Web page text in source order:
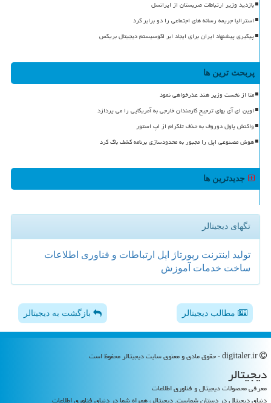
بازدید وزیر ارتباطات صربستان از ایرانسل
استرالیا جریمه رسانه های اجتماعی را دو برابر کرد
پیگیری پیشنهاد ایران برای ایجاد ابر اکوسیستم دیجیتال بریکس
پربحث ترین ها
متا از نخست وزیر هند عذرخواهی نمود
اوپن ای آی بهای ترجیح کارمندان خارجی به آمریکایی را می پردازد
واکنش پاول دوروف به حذف تلگرام از اپ استور
هوش مصنوعی اپل را مجبور به محدودسازی برنامه کشف باگ کرد
جدیدترین ها
تگهای دیجیتالر
تولید اینترنت رپورتاژ اپل ارتباطات و فناوری اطلاعات
ساخت خدمات آموزش
مطالب دیجیتالر بازگشت به دیجیتالر
دیجیتالر
معرفی محصولات دیجیتال و فناوری اطلاعات
دنیای دیجیتال در دستان شماست. دیجیتالر، همراه شما در دنیای فناوری اطلاعات